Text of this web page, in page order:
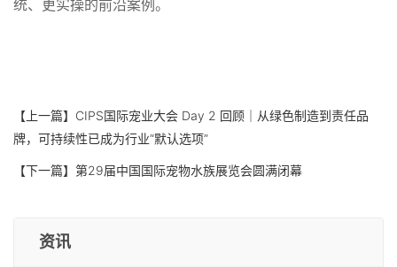
统、更实操的前沿案例。
【上一篇】 CIPS国际宠业大会 Day 2 回顾｜从绿色制造到责任品
牌，可持续性已成为行业“默认选项”
【下一篇】 第29届中国国际宠物水族展览会圆满闭幕
资讯